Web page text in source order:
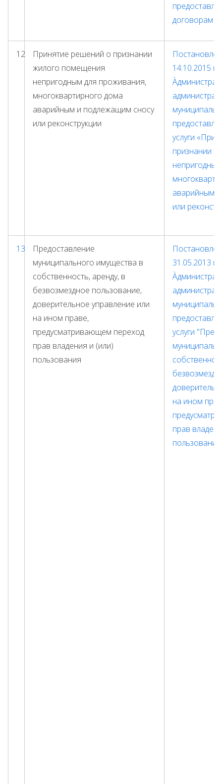
договорам
12
Принятие решений о признании
жилого помещения
непригодным для проживания,
многоквартирного дома
аварийным и подлежащим сносу
или реконструкции
14.10.2015
услуги
признании
аварийным
или
13
Предоставление
муниципального имущества в
собственность, аренду, в
безвозмездное пользование,
доверительное управление или
на ином праве,
предусматривающем переход
прав владения и (или)
пользования
31.05.2013
услуги
на ином
прав